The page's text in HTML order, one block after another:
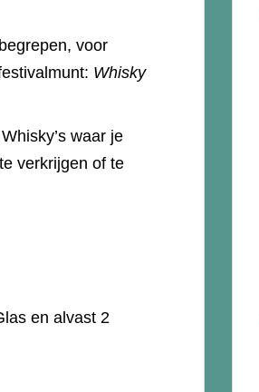
voor
Whisky
waar je
verkrijgen of te
en alvast 2